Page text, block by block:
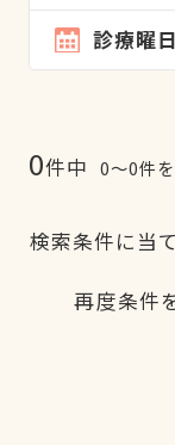
診療曜日
0件中 0〜0件
検索条件に当
再度条件